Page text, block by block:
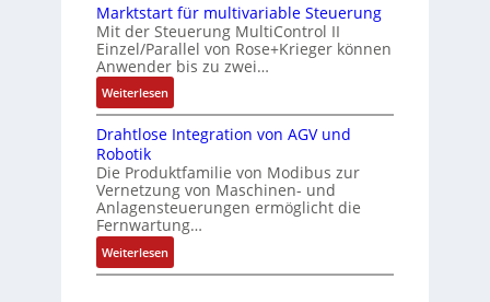
u
s
t
n
d
ü
b
w
e
r
t
o
s
t
i
s
n
s
o
r
-
I
n
e
g
r
t
C
6
2
4
4
3
-
e
r
t
Marktstart für multivariable Steuerung
Mit der Steuerung MultiControl II
Einzel/Parallel von Rose+Krieger können
Anwender bis zu zwei…
Weiterlesen:
M
a
k
t
s
t
a
r
Drahtlose Integration von AGV und
Robotik
Die Produktfamilie von Modibus zur
Vernetzung von Maschinen- und
Anlagensteuerungen ermöglicht die
Fernwartung…
Weiterlesen:
D